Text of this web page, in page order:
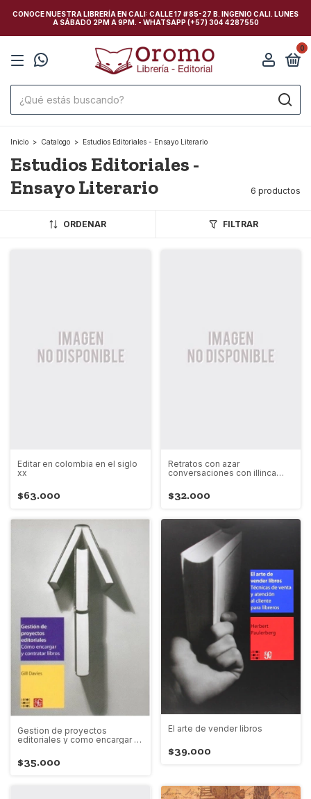
CONOCE NUESTRA LIBRERÍA EN CALI: CALLE 17 # 85-27 B. INGENIO CALI. LUNES
A SÁBADO 2PM A 9PM. - WHATSAPP (+57) 304 4287550
0
Inicio > Catalogo > Estudios Editoriales - Ensayo Literario
Estudios Editoriales -
Ensayo Literario
6 productos
ORDENAR FILTRAR
Editar en colombia en el siglo
xx
$63.000
Retratos con azar
conversaciones con illinca
$32.000
Gestion de proyectos
editoriales y como encargar y
$35.000
El arte de vender libros
$39.000